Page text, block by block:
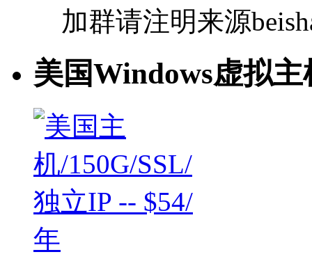
加群请注明来源
美国Windows虚拟主